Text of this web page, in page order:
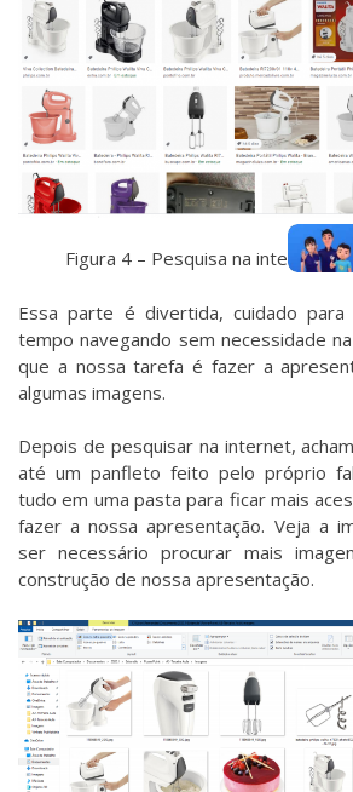
Figura 4 – Pesquisa na internet
Essa parte é divertida, cuidado
tempo navegando sem necessidade
que a nossa tarefa é fazer a
algumas imagens.
Depois de pesquisar na internet,
até um panfleto feito pelo próprio
tudo em uma pasta para ficar mais
fazer a nossa apresentação. Veja a
ser necessário procurar mais
construção de nossa apresentação.